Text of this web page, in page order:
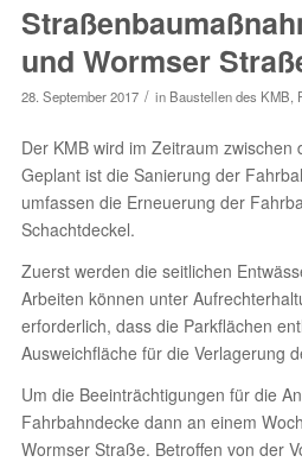
und Wormser
28. September 2017 / in Baustellen des KMB,
Der KMB wird im Zeitraum
Geplant ist die Sanierung der
umfassen die Erneuerung der
Schachtdeckel.
Zuerst werden die seitlichen
Arbeiten können unter
erforderlich, dass die Parkflächen
Ausweichfläche für die Verlagerung
Um die Beeinträchtigungen für die
Fahrbahndecke dann an einem
Wormser Straße. Betroffen von der